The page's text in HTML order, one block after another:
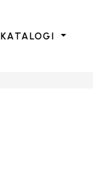
KATALOGI